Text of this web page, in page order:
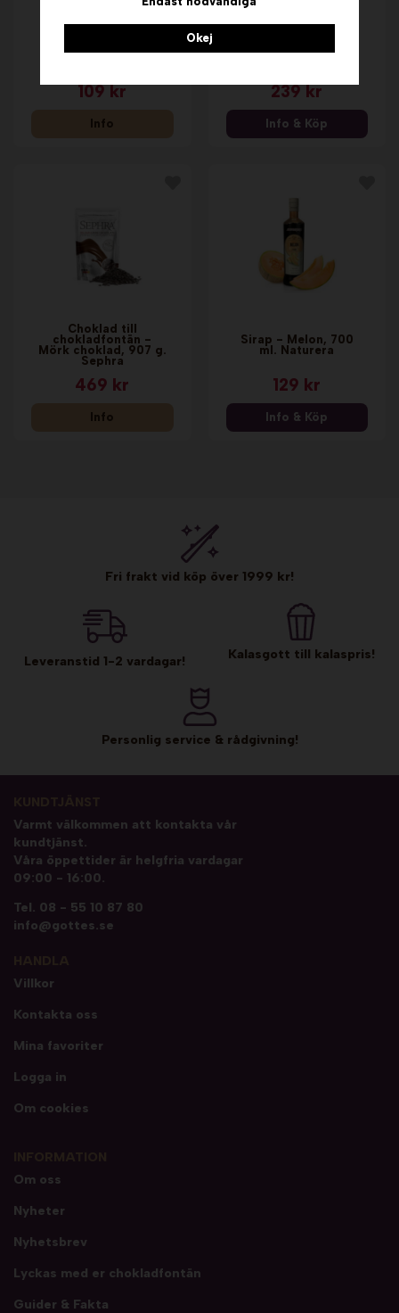
Topphållare att hyra
109 kr
Info
Watermelon. Gold
239 kr
Info & Köp
Choklad till
chokladfontän -
Mörk choklad, 907 g.
Sephra
469 kr
Info
Sirap - Melon, 700
ml. Naturera
129 kr
Info & Köp
Fri frakt vid köp över 1999 kr!
Leveranstid 1-2 vardagar! Kalasgott till kalaspris!
Personlig service & rådgivning!
Varmt välkommen att kontakta vår
kundtjänst.
Våra öppettider är helgfria vardagar
09:00 - 16:00.
Tel. 08 - 55 10 87 80
info@gottes.se
Villkor
Kontakta oss
Mina favoriter
Logga in
Om cookies
Om oss
Nyheter
Nyhetsbrev
Lyckas med er chokladfontän
Guider & Fakta
Okej